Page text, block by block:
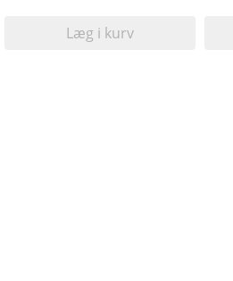
Læg i kurv